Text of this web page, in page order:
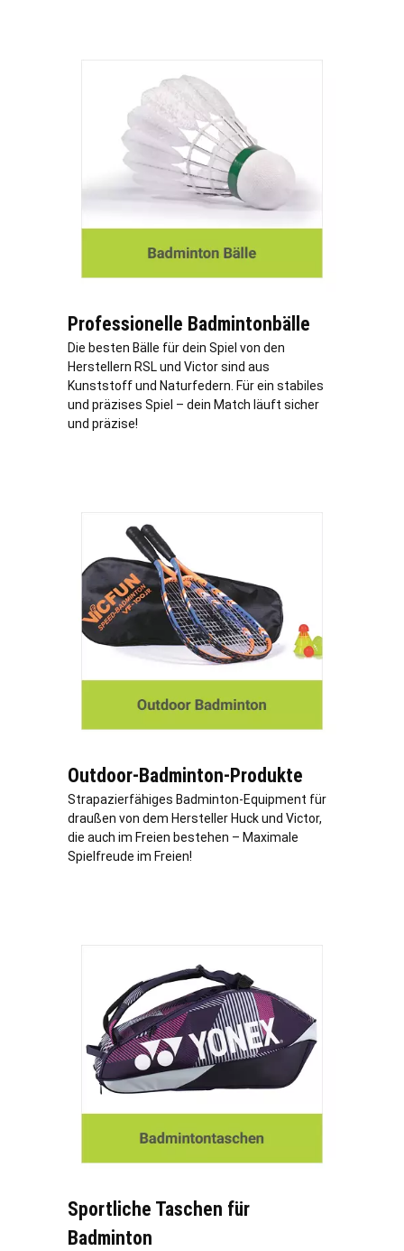
Professionelle Badmintonbälle
Die besten Bälle für dein Spiel von den
Herstellern RSL und Victor sind aus
Kunststoff und Naturfedern. Für ein stabiles
und präzises Spiel – dein Match läuft sicher
und präzise!
Outdoor-Badminton-Produkte
Strapazierfähiges Badminton-Equipment für
draußen von dem Hersteller Huck und Victor,
die auch im Freien bestehen – Maximale
Spielfreude im Freien!
Sportliche Taschen für
Badminton